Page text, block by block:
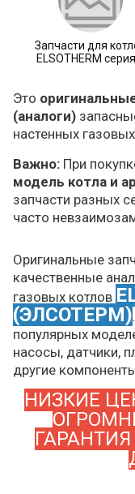
Запчасти для
ELSOTHERM
Это
(аналоги)
настенных
Важно: При
модель котла и
запчасти разных
часто
Оригинальные
качественные
газовых котлов
(ЭЛСОТЕРМ)
популярных
насосы, датчики,
другие
НИЗКИЕ